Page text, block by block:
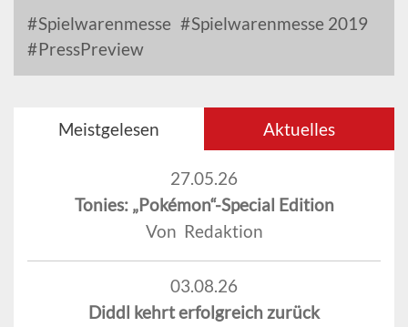
Spielwarenmesse
Spielwarenmesse 2019
PressPreview
Meistgelesen Aktuelles
27.05.26
Tonies: „Pokémon“-Special Edition
Von Redaktion
03.08.26
Diddl kehrt erfolgreich zurück